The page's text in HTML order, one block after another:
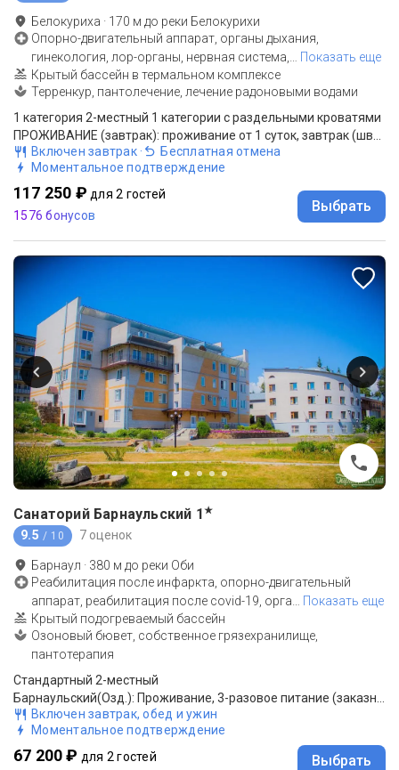
Белокуриха · 170 м до реки Белокурихи
Опорно-двигательный аппарат, органы дыхания,
гинекология, лор-органы, нервная система,
Показать еще
Крытый бассейн в термальном комплексе
Терренкур, пантолечение, лечение радоновыми водами
1 категория 2-местный 1 категории с раздельными кроватями
Включен завтрак·
Бесплатная отмена
Моментальное подтверждение
117 250 ₽ для 2 гостей
1576 бонусов
Выбрать
Санаторий Барнаульский 1★
9.5 / 10 7 оценок
Барнаул · 380 м до реки Оби
Реабилитация после инфаркта, опорно-двигательный
аппарат, реабилитация после covid-19, орга
Показать еще
Крытый подогреваемый бассейн
Озоновый бювет, собственное грязехранилище,
пантотерапия
Стандартный 2-местный
Включен завтрак, обед и ужин
Моментальное подтверждение
67 200 ₽ для 2 гостей Выбрать